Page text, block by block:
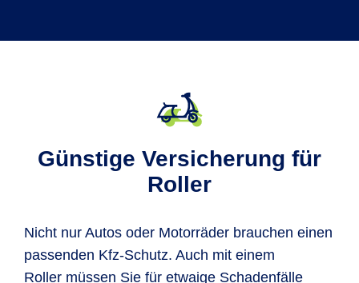
Günstige Versicherung für
Roller
Nicht nur Autos oder Motorräder brauchen einen
passenden Kfz-Schutz. Auch mit einem
Roller müssen Sie für etwaige Schadenfälle